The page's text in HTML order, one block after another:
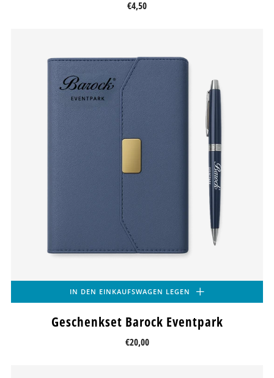
€4,50
IN DEN EINKAUFSWAGEN LEGEN
Geschenkset Barock Eventpark
€20,00